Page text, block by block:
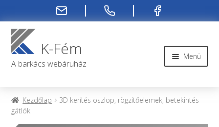
Ugrás
a
navigációhoz
Kilépés
a
tartalombaK-Fém
A barkács webáruház
Menü
Kapcsolat
Kezdőlap
3D kerítés oszlop, rögzítőelemek, betekintés
gátlók